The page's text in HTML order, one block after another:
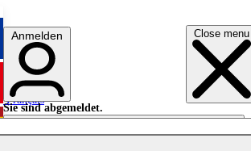
Close menu
English
Français
Anmelden
Sie sind abgemeldet.
Anmelden
Licht aus